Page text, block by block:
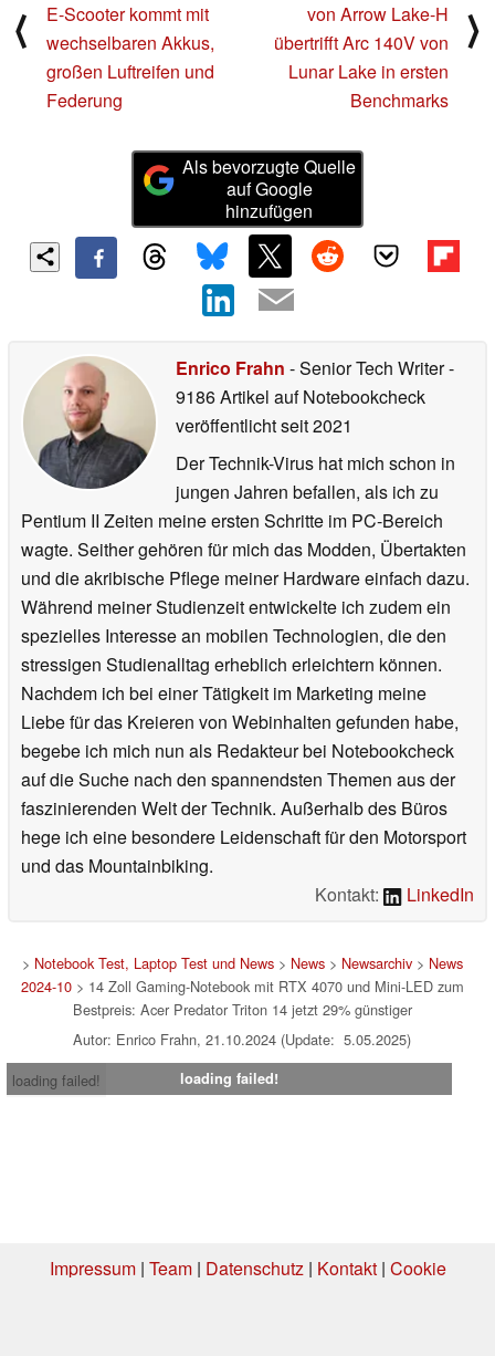
⟨
E-Scooter kommt mit
wechselbaren Akkus,
großen Luftreifen und
Federung
von Arrow Lake-H
übertrifft Arc 140V von
Lunar Lake in ersten
Benchmarks
⟩
Als bevorzugte Quelle
auf Google
hinzufügen
Enrico Frahn - Senior Tech Writer-
9186 Artikel auf Notebookcheck
veröffentlichtseit 2021
Der Technik-Virus hat mich schon in
jungen Jahren befallen, als ich zu
Pentium II Zeiten meine ersten Schritte im PC-Bereich
wagte. Seither gehören für mich das Modden, Übertakten
und die akribische Pflege meiner Hardware einfach dazu.
Während meiner Studienzeit entwickelte ich zudem ein
spezielles Interesse an mobilen Technologien, die den
stressigen Studienalltag erheblich erleichtern können.
Nachdem ich bei einer Tätigkeit im Marketing meine
Liebe für das Kreieren von Webinhalten gefunden habe,
begebe ich mich nun als Redakteur bei Notebookcheck
auf die Suche nach den spannendsten Themen aus der
faszinierenden Welt der Technik. Außerhalb des Büros
hege ich eine besondere Leidenschaft für den Motorsport
und das Mountainbiking.
Kontakt:
LinkedIn
> Notebook Test, Laptop Test und News> News> Newsarchiv> News
2024-10> 14 Zoll Gaming-Notebook mit RTX 4070 und Mini-LED zum
Bestpreis: Acer Predator Triton 14 jetzt 29% günstiger
Autor: Enrico Frahn, 21.10.2024 (Update: 5.05.2025)
loading failed!
loading failed!
Impressum| Team| Datenschutz| Kontakt| Cookie